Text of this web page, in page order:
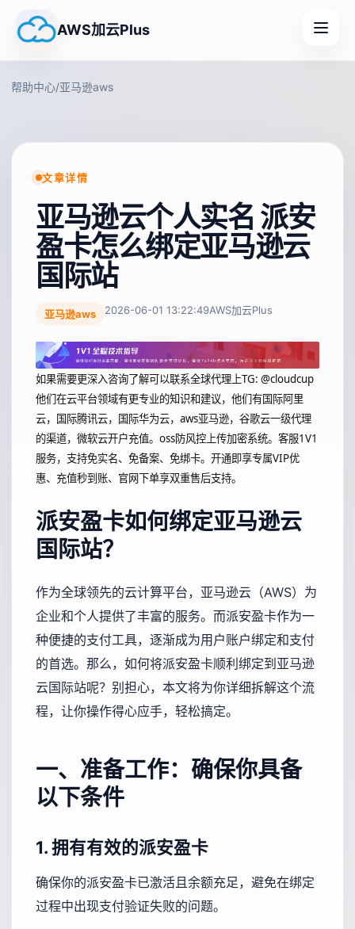
AWS加云Plus
帮助中心/亚马逊aws
文章详情
亚马逊云个人实名 派安
盈卡怎么绑定亚马逊云
国际站
亚马逊aws 2026-06-01 13:22:49AWS加云Plus
如果需要更深入咨询了解可以联系全球代理上TG: @cloudcup
他们在云平台领域有更专业的知识和建议，他们有国际阿里
云，国际腾讯云，国际华为云，aws亚马逊，谷歌云一级代理
的渠道，微软云开户充值。oss防风控上传加密系统。客服1V1
服务，支持免实名、免备案、免绑卡。开通即享专属VIP优
惠、充值秒到账、官网下单享双重售后支持。
派安盈卡如何绑定亚马逊云
国际站？
作为全球领先的云计算平台，亚马逊云（AWS）为
企业和个人提供了丰富的服务。而派安盈卡作为一
种便捷的支付工具，逐渐成为用户账户绑定和支付
的首选。那么，如何将派安盈卡顺利绑定到亚马逊
云国际站呢？别担心，本文将为你详细拆解这个流
程，让你操作得心应手，轻松搞定。
一、准备工作：确保你具备
以下条件
1. 拥有有效的派安盈卡
确保你的派安盈卡已激活且余额充足，避免在绑定
过程中出现支付验证失败的问题。